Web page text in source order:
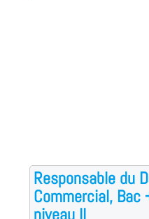
Responsable du
Commercial,
niveau II